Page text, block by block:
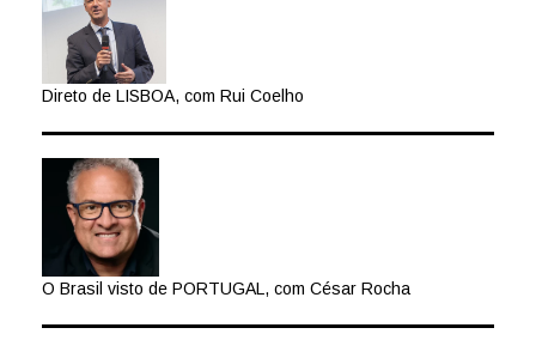
Direto de LISBOA, com Rui Coelho
O Brasil visto de PORTUGAL, com César Rocha